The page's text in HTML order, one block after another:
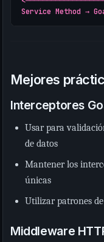
Mejores
Interceptores
Usar para
de datos
Mantener los
únicas
Utilizar patrones de
Middleware